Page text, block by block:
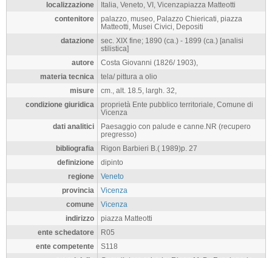
localizzazione
Italia, Veneto, VI, Vicenzapiazza Matteotti
contenitore
palazzo, museo, Palazzo Chiericati, piazza
Matteotti, Musei Civici, Depositi
datazione
sec. XIX fine; 1890 (ca.) - 1899 (ca.) [analisi
stilistica]
autore
Costa Giovanni (1826/ 1903),
materia tecnica
tela/ pittura a olio
misure
cm., alt. 18.5, largh. 32,
condizione giuridica
proprietà Ente pubblico territoriale, Comune di
Vicenza
dati analitici
Paesaggio con palude e canne.NR (recupero
pregresso)
bibliografia
Rigon Barbieri B.( 1989)p. 27
definizione
dipinto
regione
Veneto
provincia
Vicenza
comune
Vicenza
indirizzo
piazza Matteotti
ente schedatore
R05
ente competente
S118